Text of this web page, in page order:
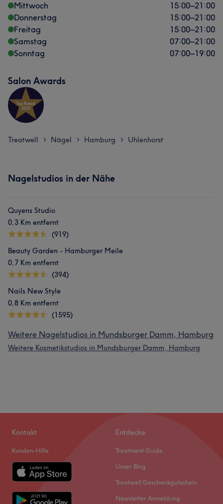
Mittwoch
15:00–21:00
Donnerstag
15:00–21:00
Freitag
15:00–21:00
Samstag
07:00–21:00
Sonntag
07:00–19:00
Salon Awards
Treatwell > Nägel > Hamburg > Uhlenhorst
Nagelstudios in der Nähe
Quyens Studio
0,3 Km entfernt
(919)
Beauty Garden - Hamburger Meile
0,7 Km entfernt
(394)
Nails New Style
0,8 Km entfernt
(1595)
Weitere Nagelstudios in Mundsburger Damm, Hamburg
Weitere Kosmetikstudios in Mundsburger Damm, Hamburg
Kontakt
Kunden-Hilfe
Entdecke
Treatment Guide
Unser Blog
Treatwell Geschenkgutschein
Newsletter Anmeldung